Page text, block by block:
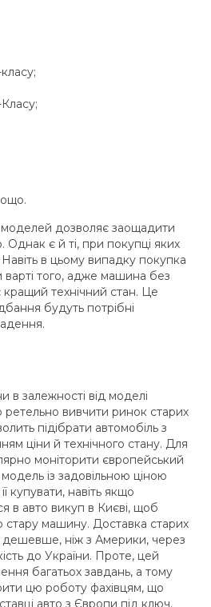
дозволяє заощадити
Однак є й ті, при покупці яких
в цьому випадку покупка
варті того, адже машина без
кращий технічний стан. Це
будуть потрібні
в залежності від моделі
ретельно вивчити ринок старих
підібрати автомобіль з
ціни й технічного стану. Для
моніторити європейський
із задовільною ціною
купувати, навіть якщо
в авто викуп в Києві, щоб
машину. Доставка старих
ніж з Америки, через
до України. Проте, цей
багатьох завдань, а тому
цю роботу фахівцям, що